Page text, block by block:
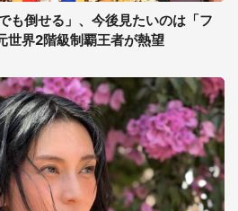
も倒せる」、今後見たいのは「フ
世界2階級制覇王者が熱望